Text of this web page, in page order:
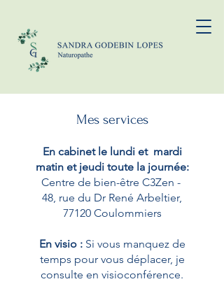
Mes services
En cabinet le lundi et mardi
matin et jeudi toute la journée:
Centre de bien-être C3Zen -
48, rue du Dr René Arbeltier,
77120 Coulommiers
En visio : Si vous manquez de
temps pour vous déplacer, je
consulte en visioconférence.